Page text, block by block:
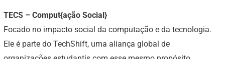
TECS – Comput{ação Social}
Focado no impacto social da computação e da tecnologia.
Ele é parte do TechShift, uma aliança global de